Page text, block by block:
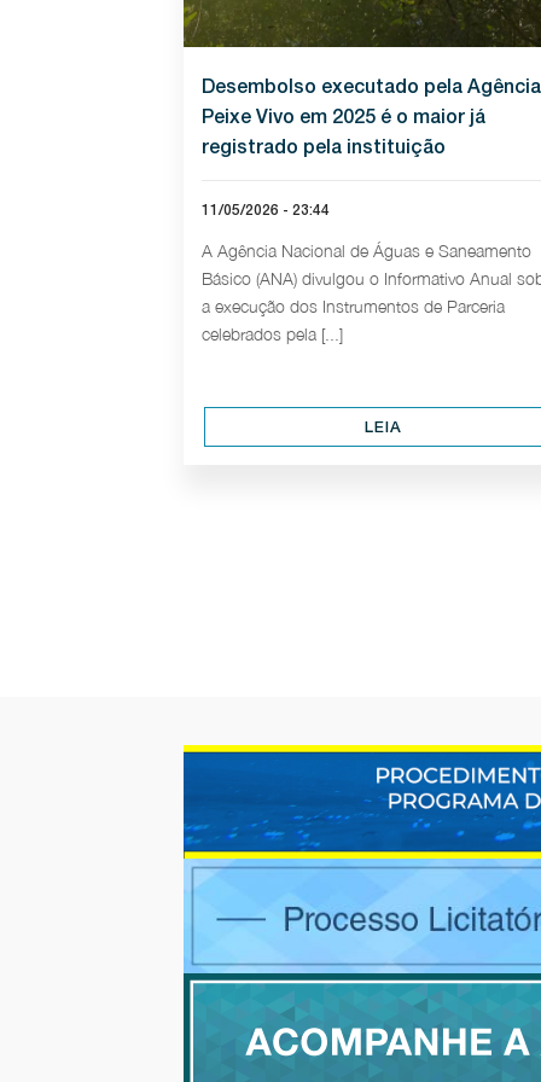
Desembolso executado pela Agência
Peixe Vivo em 2025 é o maior já
registrado pela instituição
11/05/2026 - 23:44
A Agência Nacional de Águas e Saneamento
Básico (ANA) divulgou o Informativo Anual
a execução dos Instrumentos de Parceria
celebrados pela [...]
LEIA